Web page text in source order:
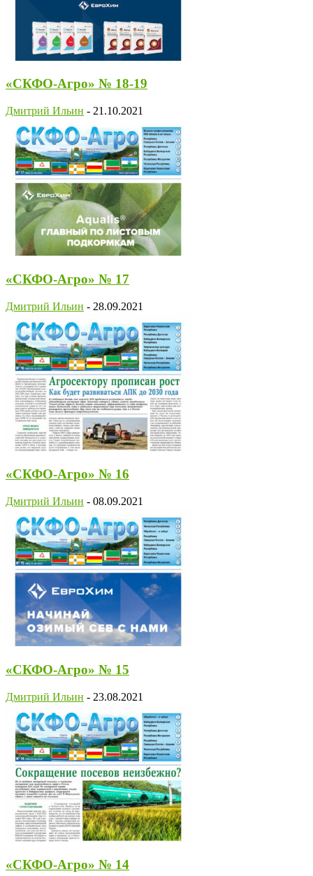
«СКФО-Агро» № 18-19
Дмитрий Ильин - 21.10.2021
«СКФО-Агро» № 17
Дмитрий Ильин - 28.09.2021
«СКФО-Агро» № 16
Дмитрий Ильин - 08.09.2021
«СКФО-Агро» № 15
Дмитрий Ильин - 23.08.2021
«СКФО-Агро» № 14